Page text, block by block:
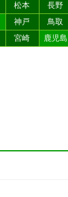
松本 長野
神戸 鳥取
宮崎 鹿児島